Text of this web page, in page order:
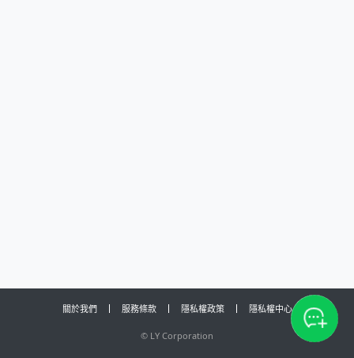
關於我們 服務條款 隱私權政策 隱私權中心
© LY Corporation